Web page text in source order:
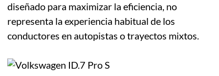
diseñado para maximizar la eficiencia, no
representa la experiencia habitual de los
conductores en autopistas o trayectos mixtos.